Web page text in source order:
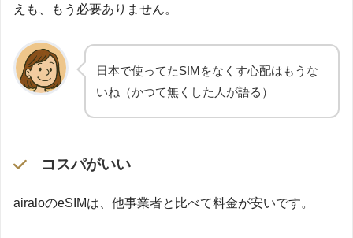
えも、もう必要ありません。
日本で使ってたSIMをなくす心配はもうな
いね（かつて無くした人が語る）
コスパがいい
airaloのeSIMは、他事業者と比べて料金が安いです。